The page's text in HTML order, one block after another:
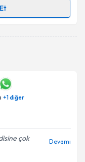
randevu
+1diğer
çok
Devamı